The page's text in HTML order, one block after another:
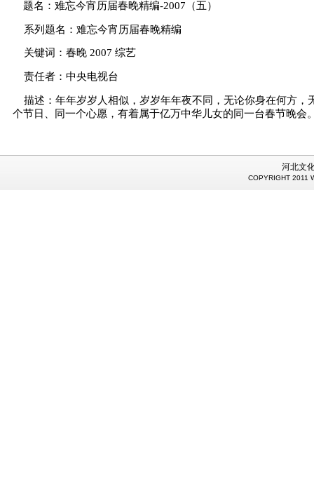
题名：难忘今宵历届春晚精编-2007（五）
系列题名：难忘今宵历届春晚精编
关键词：春晚 2007 综艺
责任者：中央电视台
描述：年年岁岁人相似，岁岁年年夜不同，无论你身在何方，
个节日、同一个心愿，有着属于亿万中华儿女的同一台春节晚会